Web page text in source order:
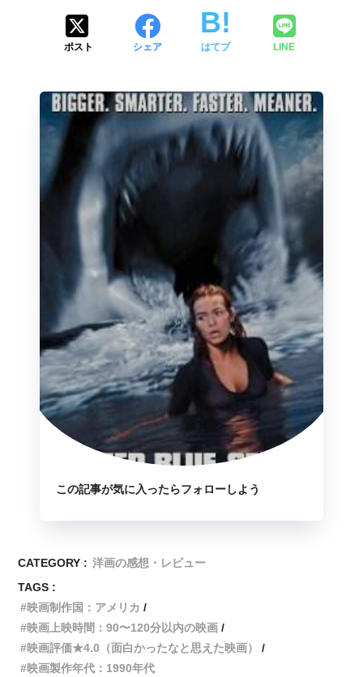
ポスト シェア はてブ LINE
この記事が気に入ったらフォローしよう
CATEGORY : 洋画の感想・レビュー
TAGS :
映画制作国：アメリカ
映画上映時間：90〜120分以内の映画
映画評価★4.0（面白かったなと思えた映画）
映画製作年代：1990年代